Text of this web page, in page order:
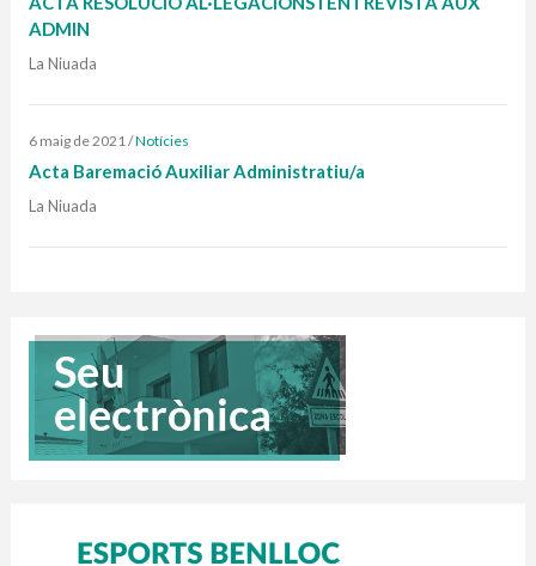
ADMIN
La Niuada
6 maig de 2021/Notícies
Acta Baremació Auxiliar Administratiu/a
La Niuada